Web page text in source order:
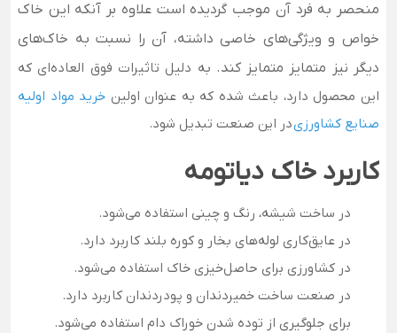
منحصر به فرد آن موجب گردیده است علاوه بر آنکه این خاک
خواص و ویژگی‌های خاصی داشته، آن را نسبت به خاک‌های
دیگر نیز متمایز متمایز کند. به دلیل تاثیرات فوق العاده‌ای که
این محصول دارد، باعث شده که به عنوان اولین خرید مواد اولیه
صنایع کشاورزیدر این صنعت تبدیل شود.
کاربرد خاک دیاتومه
در ساخت شیشه، رنگ و چینی استفاده می‌شود.
در عایق‌کاری لوله‌های بخار و کوره بلند کاربرد دارد.
در کشاورزی برای حاصل‌خیزی خاک استفاده می‌شود.
در صنعت ساخت خمیردندان و پودردندان کاربرد دارد.
برای جلوگیری از توده شدن خوراک دام استفاده می‌شود.